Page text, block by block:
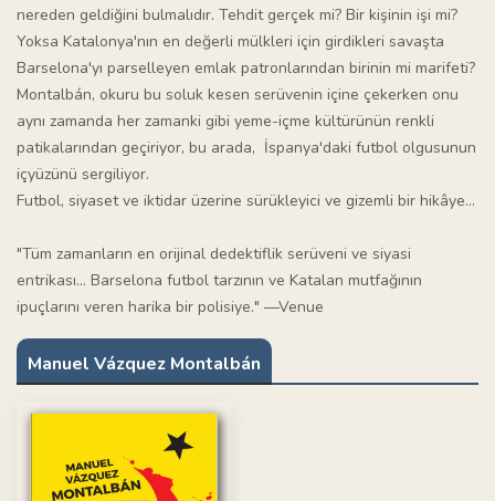
nereden geldiğini bulmalıdır. Tehdit gerçek mi? Bir kişinin işi mi?
Yoksa Katalonya'nın en değerli mülkleri için girdikleri savaşta
Barselona'yı parselleyen emlak patronlarından birinin mi marifeti?
Montalbán, okuru bu soluk kesen serüvenin içine çekerken onu
aynı zamanda her zamanki gibi yeme-içme kültürünün renkli
patikalarından geçiriyor, bu arada, İspanya'daki futbol olgusunun
içyüzünü sergiliyor.
Futbol, siyaset ve iktidar üzerine sürükleyici ve gizemli bir hikâye...
"Tüm zamanların en orijinal dedektiflik serüveni ve siyasi
entrikası… Barselona futbol tarzının ve Katalan mutfağının
ipuçlarını veren harika bir polisiye." —Venue
Manuel Vázquez Montalbán